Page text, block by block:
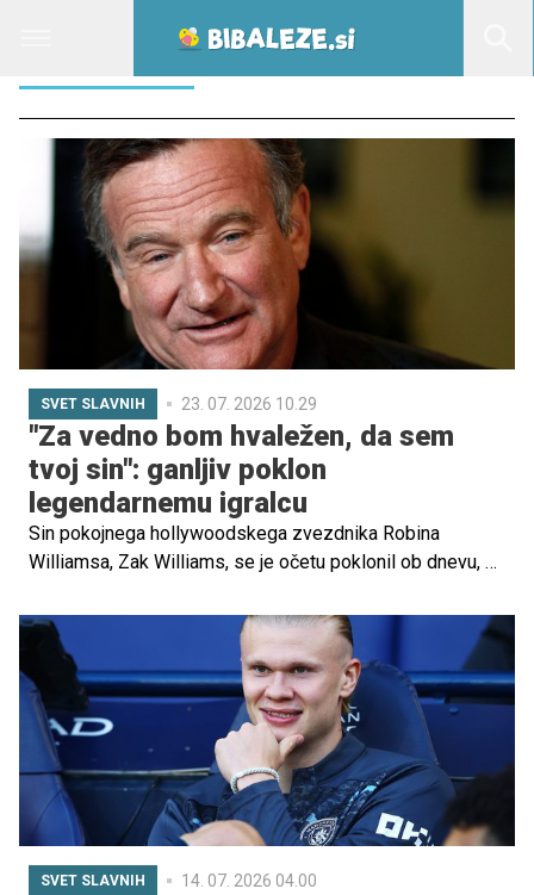
NEVERJETNI
SVET SLAVNIH 23. 07. 2026 10.29
"Za vedno bom hvaležen, da sem
tvoj sin": ganljiv poklon
legendarnemu igralcu
Sin pokojnega hollywoodskega zvezdnika Robina
Williamsa, Zak Williams, se je očetu poklonil ob dnevu, ko
obudil spomin na človeka, ki ga svet pozna kot enega
največjih komikov vseh časov, sam pa predvsem kot
ljubečega očeta.
SVET SLAVNIH 14. 07. 2026 04.00